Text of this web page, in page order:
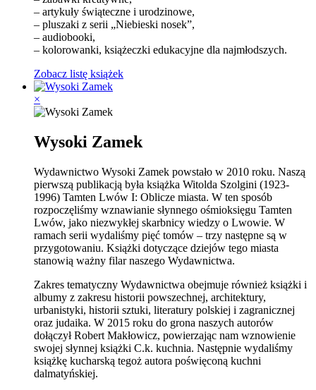
– artykuły świąteczne i urodzinowe,
– pluszaki z serii „Niebieski nosek”,
– audiobooki,
– kolorowanki, książeczki edukacyjne dla najmłodszych.
Zobacz listę książek
×
Wysoki Zamek
Wydawnictwo Wysoki Zamek powstało w 2010 roku. Naszą
pierwszą publikacją była książka Witolda Szolgini (1923-
1996) Tamten Lwów I: Oblicze miasta. W ten sposób
rozpoczęliśmy wznawianie słynnego ośmioksięgu Tamten
Lwów, jako niezwykłej skarbnicy wiedzy o Lwowie. W
ramach serii wydaliśmy pięć tomów – trzy następne są w
przygotowaniu. Książki dotyczące dziejów tego miasta
stanowią ważny filar naszego Wydawnictwa.
Zakres tematyczny Wydawnictwa obejmuje również książki i
albumy z zakresu historii powszechnej, architektury,
urbanistyki, historii sztuki, literatury polskiej i zagranicznej
oraz judaika. W 2015 roku do grona naszych autorów
dołączył Robert Makłowicz, powierzając nam wznowienie
swojej słynnej książki C.k. kuchnia. Następnie wydaliśmy
książkę kucharską tegoż autora poświęconą kuchni
dalmatyńskiej.